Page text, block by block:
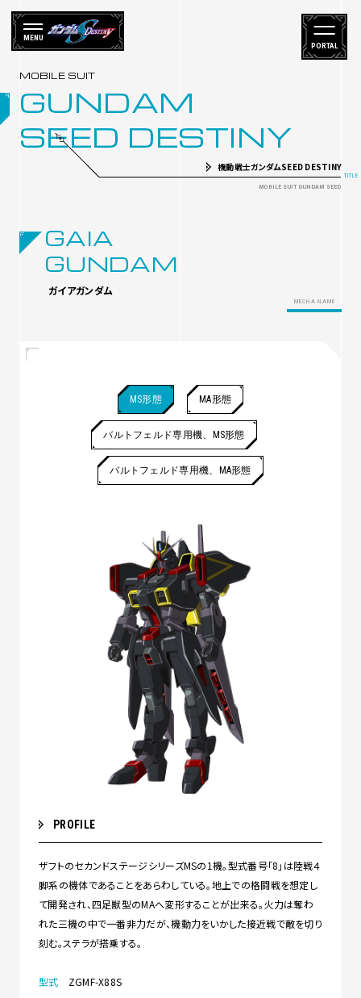
PORTAL
MENU
GUNDAM
SEED DESTINY
機動戦士ガンダムSEED DESTINY
GAIA
GUNDAM
ガイアガンダム
MECHA NAME
MS形態 MA形態
バルトフェルド専用機、MS形態
バルトフェルド専用機、MA形態
PROFILE
ザフトのセカンドステージシリーズMSの1機。型式番号「8」は陸戦４
脚系の機体であることをあらわしている。地上での格闘戦を想定し
て開発され、四足獣型のMAへ変形することが出来る。火力は奪わ
れた三機の中で一番非力だが、機動力をいかした接近戦で敵を切り
刻む。ステラが搭乗する。
型式 ZGMF-X88S